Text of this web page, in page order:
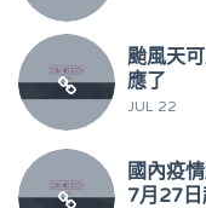
颱風天
應了
JUL 22
國內疫
7月27日